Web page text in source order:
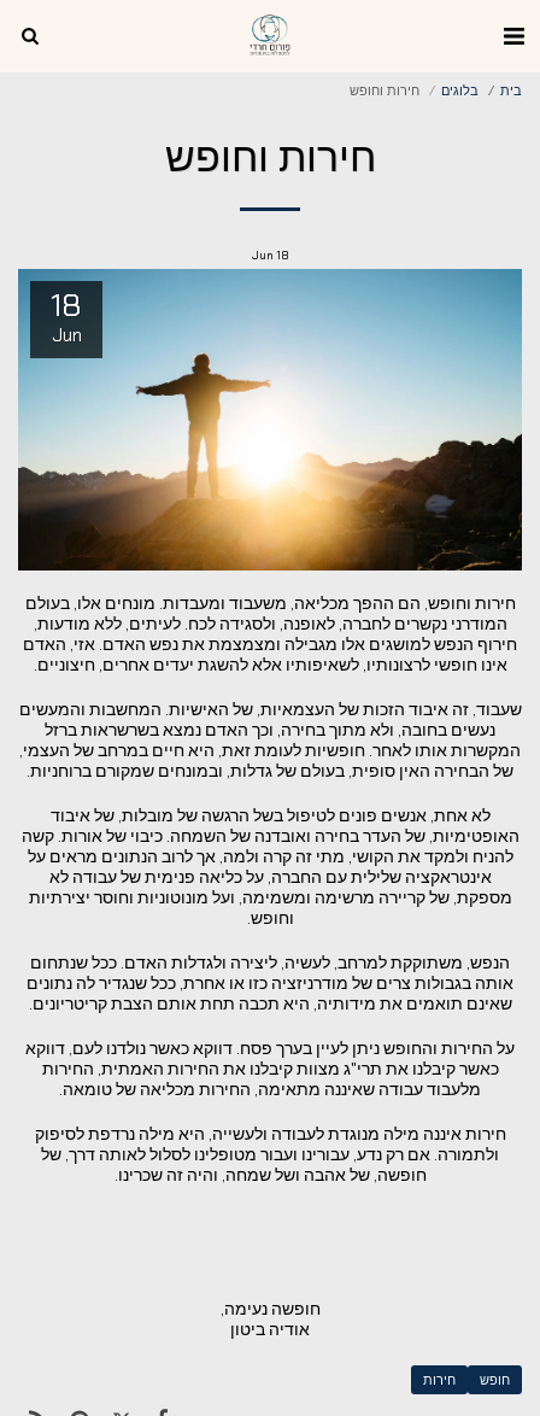
בית בלוגים חירות וחופש
חירות וחופש
18
Jun
18
Jun
חירות וחופש, הם ההפך מכליאה, משעבוד ומעבדות. מונחים אלו, בעולם
המודרני נקשרים לחברה, לאופנה, ולסגידה לכח. לעיתים, ללא מודעות,
חירוף הנפש למושגים אלו מגבילה ומצמצמת את נפש האדם. אזי, האדם
אינו חופשי לרצונותיו, לשאיפותיו אלא להשגת יעדים אחרים, חיצוניים.
שעבוד, זה איבוד הזכות של העצמאיות, של האישיות. המחשבות והמעשים
נעשים בחובה, ולא מתוך בחירה, וכך האדם נמצא בשרשראות ברזל
המקשרות אותו לאחר. חופשיות לעומת זאת, היא חיים במרחב של העצמי,
של הבחירה האין סופית, בעולם של גדלות, ובמונחים שמקורם ברוחניות.
לא אחת, אנשים פונים לטיפול בשל הרגשה של מובלות, של איבוד
האופטימיות, של העדר בחירה ואובדנה של השמחה. כיבוי של אורות. קשה
להניח ולמקד את הקושי, מתי זה קרה ולמה, אך לרוב הנתונים מראים על
אינטראקציה שלילית עם החברה, על כליאה פנימית של עבודה לא
מספקת, של קריירה מרשימה ומשמימה, ועל מונוטוניות וחוסר יצירתיות
וחופש.
הנפש, משתוקקת למרחב, לעשיה, ליצירה ולגדלות האדם. ככל שנתחום
אותה בגבולות צרים של מודרניזציה כזו או אחרת, ככל שנגדיר לה נתונים
שאינם תואמים את מידותיה, היא תכבה תחת אותם הצבת קריטריונים.
על החירות והחופש ניתן לעיין בערך פסח. דווקא כאשר נולדנו לעם, דווקא
כאשר קיבלנו את תרי"ג מצוות קיבלנו את החירות האמתית, החירות
מלעבוד עבודה שאיננה מתאימה, החירות מכליאה של טומאה.
חירות איננה מילה מנוגדת לעבודה ולעשייה, היא מילה נרדפת לסיפוק
ולתמורה. אם רק נדע, עבורינו ועבור מטופלינו לסלול לאותה דרך, של
חופשה, של אהבה ושל שמחה, והיה זה שכרינו.
חופשה נעימה,
אודיה ביטון
חופש חירות